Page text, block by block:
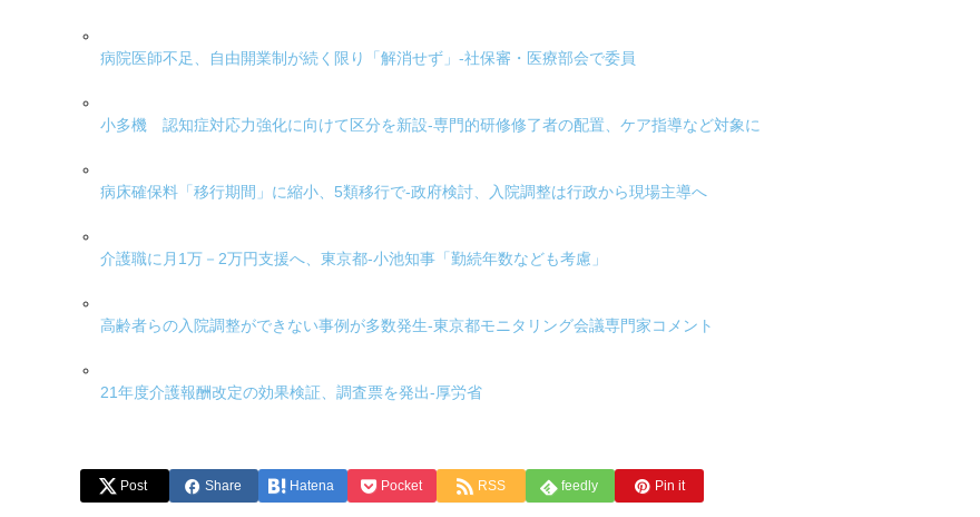
病院医師不足、自由開業制が続く限り「解消せず」-社保審・医療部会で委員
小多機 認知症対応力強化に向けて区分を新設-専門的研修修了者の配置、ケア指導など対象に
病床確保料「移行期間」に縮小、5類移行で-政府検討、入院調整は行政から現場主導へ
介護職に月1万－2万円支援へ、東京都-小池知事「勤続年数なども考慮」
高齢者らの入院調整ができない事例が多数発生-東京都モニタリング会議専門家コメント
21年度介護報酬改定の効果検証、調査票を発出-厚労省
Post Share Hatena Pocket RSS feedly Pin it